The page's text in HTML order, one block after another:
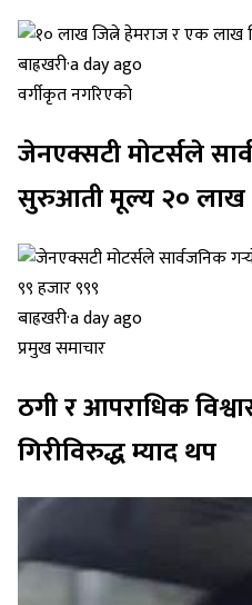
बाह्रखरी·a day ago
वर्गीकृत नगरिएको
जेनएक्सटी मोटर्सले
सुरुआती मूल्य २० लाख
बाह्रखरी·a day ago
प्रमुख समाचार
ठगी र आपराधिक
गिरीविरुद्ध म्याद थप